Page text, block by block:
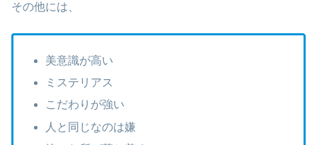
その他には、
美意識が高い
ミステリアス
こだわりが強い
人と同じなのは嫌